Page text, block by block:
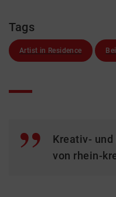
Tags
Artist in Residence
Kreativ-
von rhein-